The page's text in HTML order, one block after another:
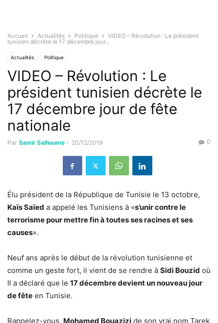
Accueil Actualités Politique
VIDEO – Révolution : Le président
tunisien décrète le 17 décembre jour...
Actualités Politique
VIDEO – Révolution : Le
président tunisien décrète le
17 décembre jour de fête
nationale
Par Samir Salhoume - 20/12/2019 0
Élu président de la République de Tunisie le 13 octobre,
Kaïs Saïed a appelé les Tunisiens à «s’unir contre le
terrorisme pour mettre fin à toutes ses racines et ses
causes».
Neuf ans après le début de la révolution tunisienne et
comme un geste fort, il vient de se rendre à Sidi Bouzid où
Il a déclaré que le 17 décembre devient un nouveau jour
de fête en Tunisie.
Rappelez-vous, Mohamed Bouazizi de son vrai nom Tarek